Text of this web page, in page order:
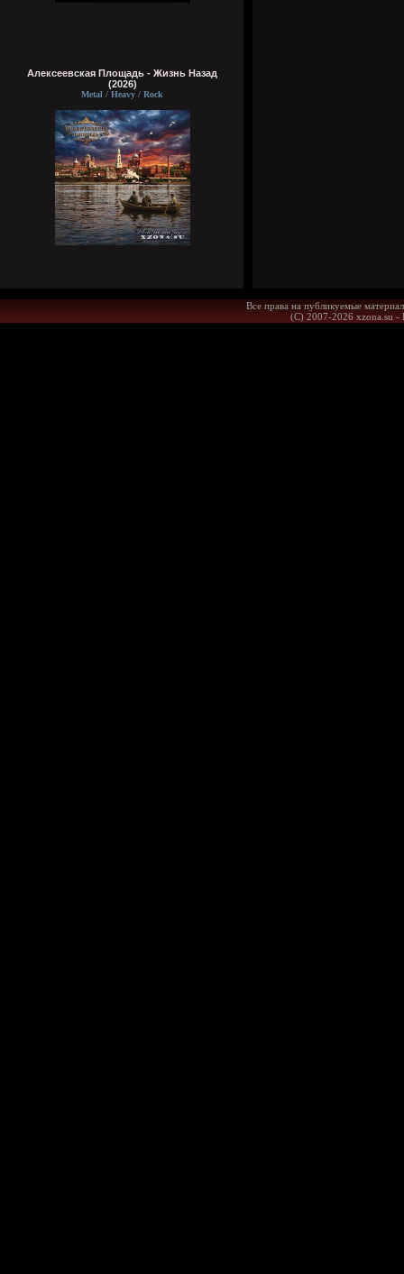
Алексеевская Площадь - Жизнь Назад
(2026)
Metal / Heavy / Rock
Все права на публикуемые
(С) 2007-2026 xzona.su -